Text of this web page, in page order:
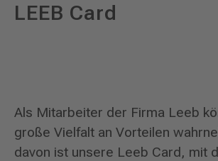
LEEB Card
Als Mitarbeiter der Firma Leeb
große Vielfalt an Vorteilen
davon ist unsere Leeb Card, mit